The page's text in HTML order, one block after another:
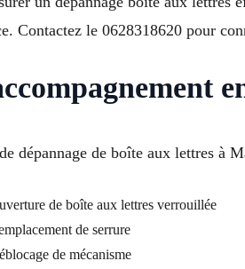
Contactez le 0628318620 pour
dépannage de boîte aux lettres à
de boîte aux lettres verrouillée
de serrure
de mécanisme